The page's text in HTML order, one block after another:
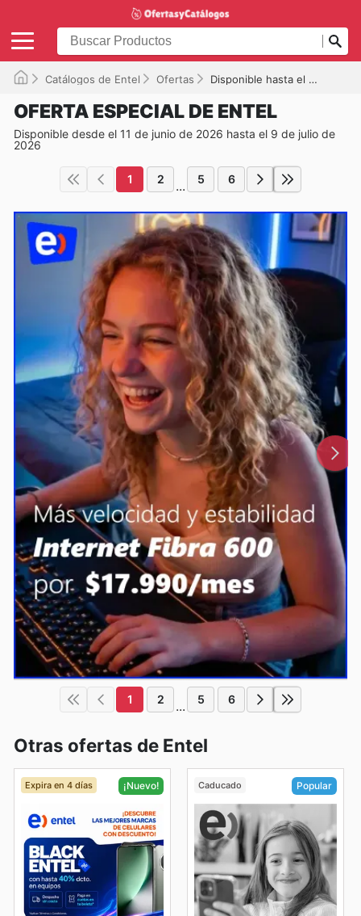
Catálogos de Entel Ofertas Disponible hasta el 09-07-2026
OFERTA ESPECIAL DE ENTEL
Disponible desde el 11 de junio de 2026 hasta el 9 de julio de
2026
1 2 ... 5 6
1 2 ... 5 6
Otras ofertas de Entel
Expira en 4 días ¡Nuevo! Caducado Popular